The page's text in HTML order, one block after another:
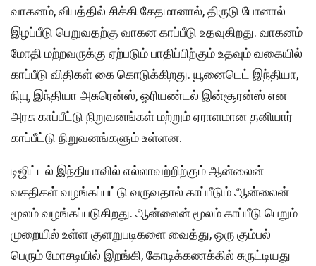
வாகனம், விபத்தில் சிக்கி சேதமானால், திருடு போனால்
இழப்பீடு பெறுவதற்கு வாகன காப்பீடு உதவுகிறது. வாகனம்
மோதி மற்றவருக்கு ஏற்படும் பாதிப்பிற்கும் உதவும் வகையில்
காப்பீடு விதிகள் கை கொடுக்கிறது. யூனைடெட் இந்தியா,
நியூ இந்தியா அசுரென்ஸ், ஓரியண்டல் இன்சூரன்ஸ் என
அரசு காப்பீட்டு நிறுவனங்கள் மற்றும் ஏராளமான தனியார்
காப்பீட்டு நிறுவனங்களும் உள்ளன.
டிஜிட்டல் இந்தியாவில் எல்லாவற்றிற்கும் ஆன்லைன்
வசதிகள் வழங்கப்பட்டு வருவதால் காப்பீடும் ஆன்லைன்
மூலம் வழங்கப்படுகிறது. ஆன்லைன் மூலம் காப்பீடு பெறும்
முறையில் உள்ள குளறுபடிகளை வைத்து, ஒரு கும்பல்
பெரும் மோசடியில் இறங்கி, கோடிக்கணக்கில் சுருட்டியது